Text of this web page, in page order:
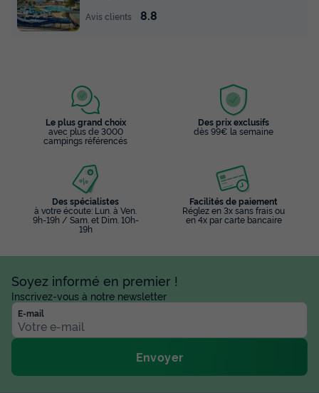
Avis clients
8.8
Le plus grand choix
avec plus de 3000
campings référencés
Des prix exclusifs
dès 99€ la semaine
Des spécialistes
à votre écoute: Lun. à Ven.
9h-19h / Sam. et Dim. 10h-
19h
Facilités de paiement
Réglez en 3x sans frais ou
en 4x par carte bancaire
Soyez informé en premier !
Inscrivez-vous à notre newsletter
E-mail
Envoyer